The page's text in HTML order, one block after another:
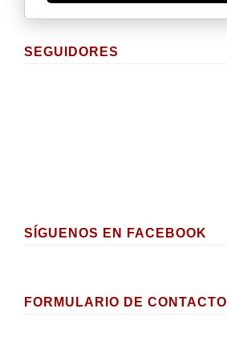
SEGUIDORES
SÍGUENOS EN FACEBOOK
FORMULARIO DE CONTACTO